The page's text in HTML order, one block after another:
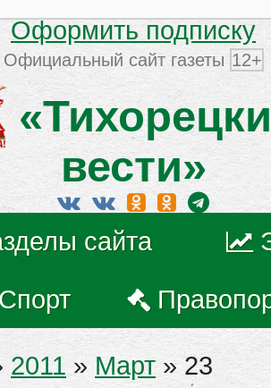
Оформить подписку
Официальный сайт газеты 12+
вести»
сайта
Спорт
2011 » Март » 23